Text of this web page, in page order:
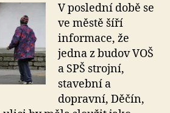
V poslední době se
ve městě šíří
informace, že
jedna z budov VOŠ
a SPŠ strojní,
stavební a
dopravní, Děčín,